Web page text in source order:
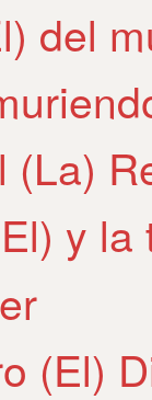
del
(La)
y
(El)